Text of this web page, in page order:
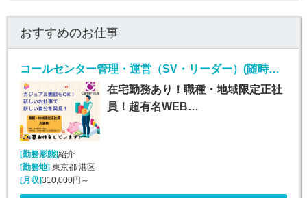
おすすめのお仕事
コールセンター管理・運営（SV・リーダー）(随時～長期*限定正社員*インサイドセールストレーナー)
在宅勤務あり！職種・地域限定正社
員！超有名WEB…
[勤務形態]紹介
[勤務地] 東京都 港区
[月収]310,000円～